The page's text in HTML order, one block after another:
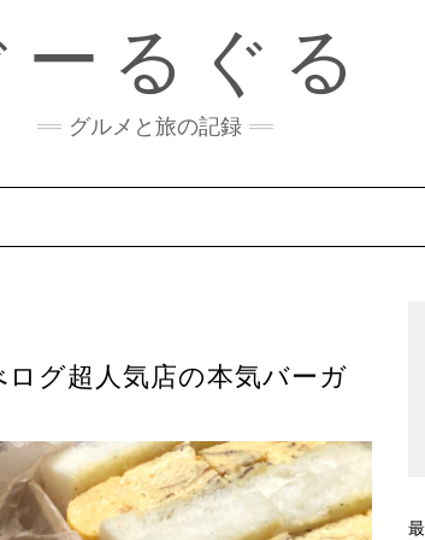
ーるぐる
グルメと旅の記録
グ超人気店の本気バーガ